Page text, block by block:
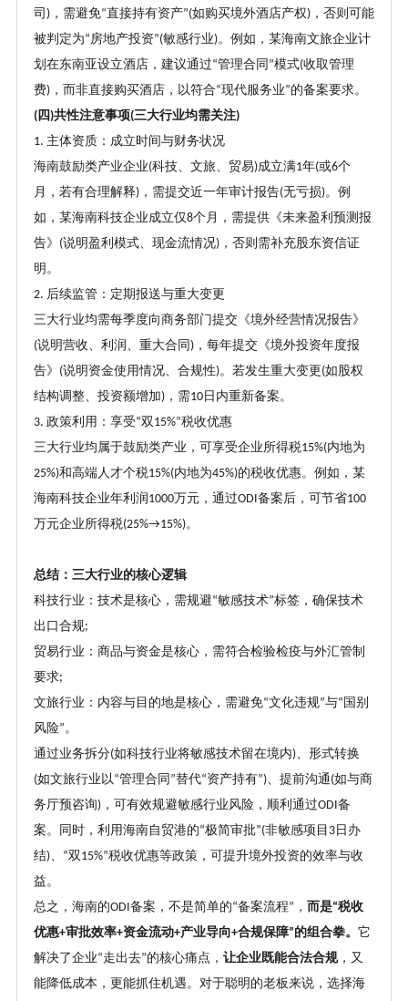
司 )，需避免“直接持有资产”(如购买境外酒店产权)，否则可能
被判定为“房地产投资”(敏感行业)。例如，某海南文旅企业计
划在东南亚设立酒店，建议通过“管理合同 ”模式(收取管理
费)，而非直接购买酒店，以符合“现代服务业”的备案要求。
(四 )共性注意事项(三大行业均需关注)
1. 主体资质：成立时间与财务状况
海南鼓励类产业企业(科技、文旅、贸易)成立满1年(或6个
月，若有合理解释)，需提交近一年审计报告(无亏损)。例
如，某海南科技企业成立仅8个月，需提供《未来盈利预测报
告》 (说明盈利模式、现金流情况)，否则需补充股东资信证
明。
2. 后续监管：定期报送与重大变更
三大行业均需每季度向商务部门提交《境外经营情况报告》
(说明营收、利润、重大合同 )，每年提交《境外投资年度报
告》 (说明资金使用情况、合规性)。若发生重大变更(如股权
结构调整、投资额增加)，需10日内重新备案。
3. 政策利用：享受“双15%”税收优惠
三大行业均属于鼓励类产业，可享受企业所得税15%(内地为
25%)和高端人才个税15%(内地为45%)的税收优惠。例如，某
海南科技企业年利润 1000万元，通过ODI备案后，可节省100
万元企业所得税(25%→15%)。
总结：三大行业的核心逻辑
科技行业：技术是核心，需规避“敏感技术”标签，确保技术
出口合规;
贸易行业：商品与资金是核心，需符合检验检疫与外汇管制
要求;
文旅行业：内容与目的地是核心，需避免“文化违规”与“ 国别
风险”。
通过业务拆分(如科技行业将敏感技术留在境内)、形式转换
(如文旅行业以“管理合同 ”替代“资产持有”)、提前沟通 (如与商
务厅预咨询)，可有效规避敏感行业风险，顺利通过ODI备
案。同时，利用海南自贸港的“极简审批”(非敏感项目 3日办
结)、 “双15%”税收优惠等政策，可提升境外投资的效率与收
益。
总之，海南的ODI备案，不是简单的“备案流程” ， 而是“税收
优惠+审批效率+资金流动+产业导向+合规保障”的组合拳。 它
解决了企业“走出去”的核心痛点 ， 让企业既能合法合规，又
能降低成本，更能抓住机遇。对于聪明的老板来说，选择海